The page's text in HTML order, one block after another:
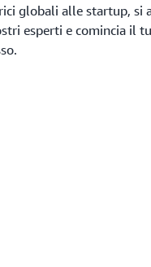
globali alle startup, si
esperti e comincia il